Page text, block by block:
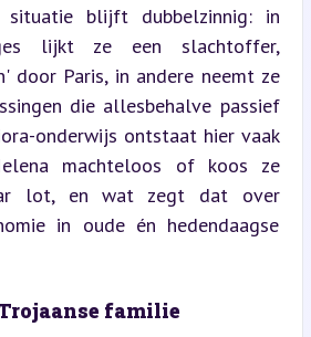
situatie blijft dubbelzinnig: in
lijkt ze een slachtoffer,
door Paris, in andere neemt ze
die allesbehalve passief
onderwijs ontstaat hier vaak
machteloos of koos ze
lot, en wat zegt dat over
in oude én hedendaagse
familie